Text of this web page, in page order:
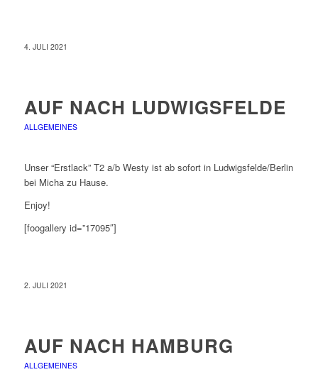
4. JULI 2021
AUF NACH LUDWIGSFELDE
ALLGEMEINES
Unser “Erstlack” T2 a/b Westy ist ab sofort in Ludwigsfelde/Berlin
bei Micha zu Hause.
Enjoy!
[foogallery id=”17095″]
2. JULI 2021
AUF NACH HAMBURG
ALLGEMEINES